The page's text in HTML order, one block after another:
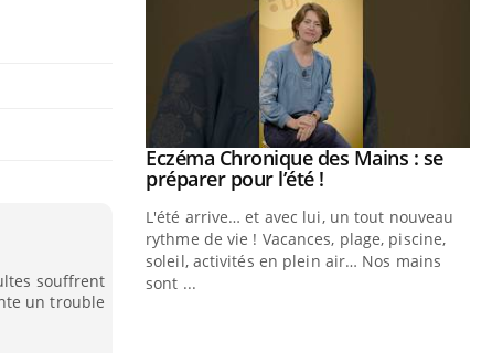
souffrent
un trouble
Youtube
Eczéma Chronique des Mains : se
préparer pour l’été !Youtube
L'été arrive… et avec lui, un tout nouveau
rythme de vie ! Vacances, plage, piscine,
soleil, activités en plein air… Nos mains
sont ...